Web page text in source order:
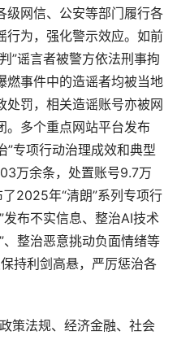
级网信、公安等部门履行各
行为，强化警示效应。如前
”谣言者被警方依法刑事拘
燃事件中的造谣者均被当地
处罚，相关造谣账号亦被网
。多个重点网站平台发布
”专项行动治理成效和典型
万余条，处置账号9.7万
2025年“清朗”系列专项行
发布不实信息、整治AI技术
、整治恶意挑动负面情绪等
持利剑高悬，严厉惩治各
策法规、经济金融、社会